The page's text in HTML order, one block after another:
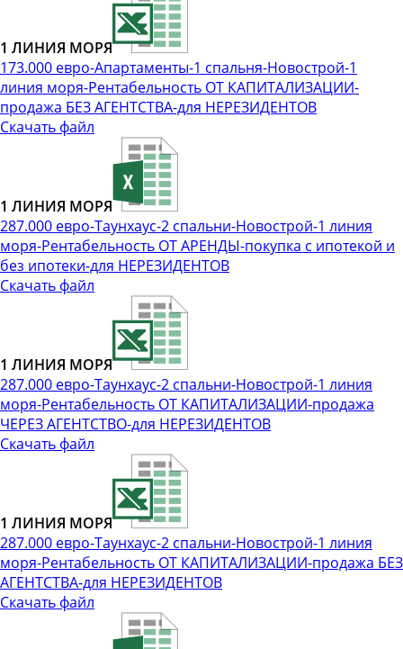
1 ЛИНИЯ МОРЯ
173.000 евро-Апартаменты-1 спальня-Новострой-1
линия моря-Рентабельность ОТ КАПИТАЛИЗАЦИИ-
продажа БЕЗ АГЕНТСТВА-для НЕРЕЗИДЕНТОВ
Скачать файл
1 ЛИНИЯ МОРЯ
287.000 евро-Таунхаус-2 спальни-Новострой-1 линия
моря-Рентабельность ОТ АРЕНДЫ-покупка с ипотекой и
без ипотеки-для НЕРЕЗИДЕНТОВ
Скачать файл
1 ЛИНИЯ МОРЯ
287.000 евро-Таунхаус-2 спальни-Новострой-1 линия
моря-Рентабельность ОТ КАПИТАЛИЗАЦИИ-продажа
ЧЕРЕЗ АГЕНТСТВО-для НЕРЕЗИДЕНТОВ
Скачать файл
1 ЛИНИЯ МОРЯ
287.000 евро-Таунхаус-2 спальни-Новострой-1 линия
моря-Рентабельность ОТ КАПИТАЛИЗАЦИИ-продажа БЕЗ
АГЕНТСТВА-для НЕРЕЗИДЕНТОВ
Скачать файл